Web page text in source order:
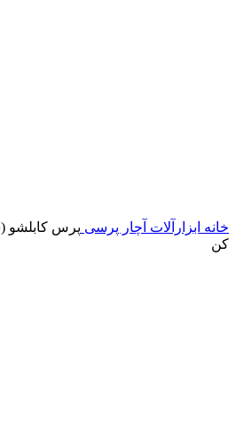
خانه ابزارآلات آچار پرسی پرس
کن